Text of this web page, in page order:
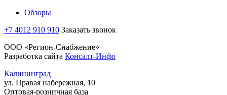
Обзоры
+7 4012 910 910 Заказать звонок
ООО «Регион-Снабжение»
Разработка сайта Консалт-Инфо
Калининград
ул. Правая набережная, 10
Оптовая-розничная база